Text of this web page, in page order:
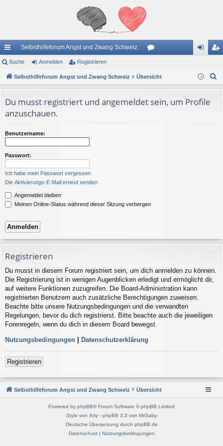
ch
ne
ug
Selbsthilfeforum Angst und Zwang Schweiz
en m
de
ist
Suche Anmelden Registrieren
Selbsthilfeforum Angst und Zwang Schweiz Übersicht
Du musst registriert und angemeldet sein, um Profile
anzuschauen.
Benutzername:
Passwort:
Ich habe mein Passwort vergessen
Die Aktivierungs-E-Mail erneut senden
Angemeldet bleiben
Meinen Online-Status während dieser Sitzung verbergen
Registrieren
Du musst in diesem Forum registriert sein, um dich anmelden zu können.
Die Registrierung ist in wenigen Augenblicken erledigt und ermöglicht dir,
auf weitere Funktionen zuzugreifen. Die Board-Administration kann
registrierten Benutzern auch zusätzliche Berechtigungen zuweisen.
Beachte bitte unsere Nutzungsbedingungen und die verwandten
Regelungen, bevor du dich registrierst. Bitte beachte auch die jeweiligen
Forenregeln, wenn du dich in diesem Board bewegst.
Nutzungsbedingungen | Datenschutzerklärung
Registrieren
Selbsthilfeforum Angst und Zwang Schweiz Übersicht
Powered by phpBB® Forum Software © phpBB Limited
Style von Arty - phpBB 3.3 von MrGaby
Deutsche Übersetzung durch phpBB.de
Datenschutz| Nutzungsbedingungen